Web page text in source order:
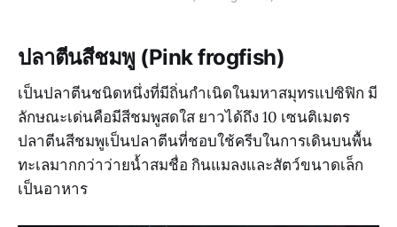
ปลาตีนสีชมพู (Pink frogfish)
เป็นปลาตีนชนิดหนึ่งที่มีถิ่นกำเนิดในมหาสมุทรแปซิฟิก มี
ลักษณะเด่นคือมีสีชมพูสดใส ยาวได้ถึง 10 เซนติเมตร
ปลาตีนสีชมพูเป็นปลาตีนที่ชอบใช้ครีบในการเดินบนพื้น
ทะเลมากกว่าว่ายน้ำสมชื่อ กินแมลงและสัตว์ขนาดเล็ก
เป็นอาหาร